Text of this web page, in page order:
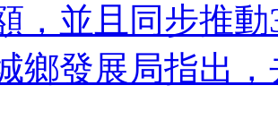
，並且同步推
鄉發展局指出